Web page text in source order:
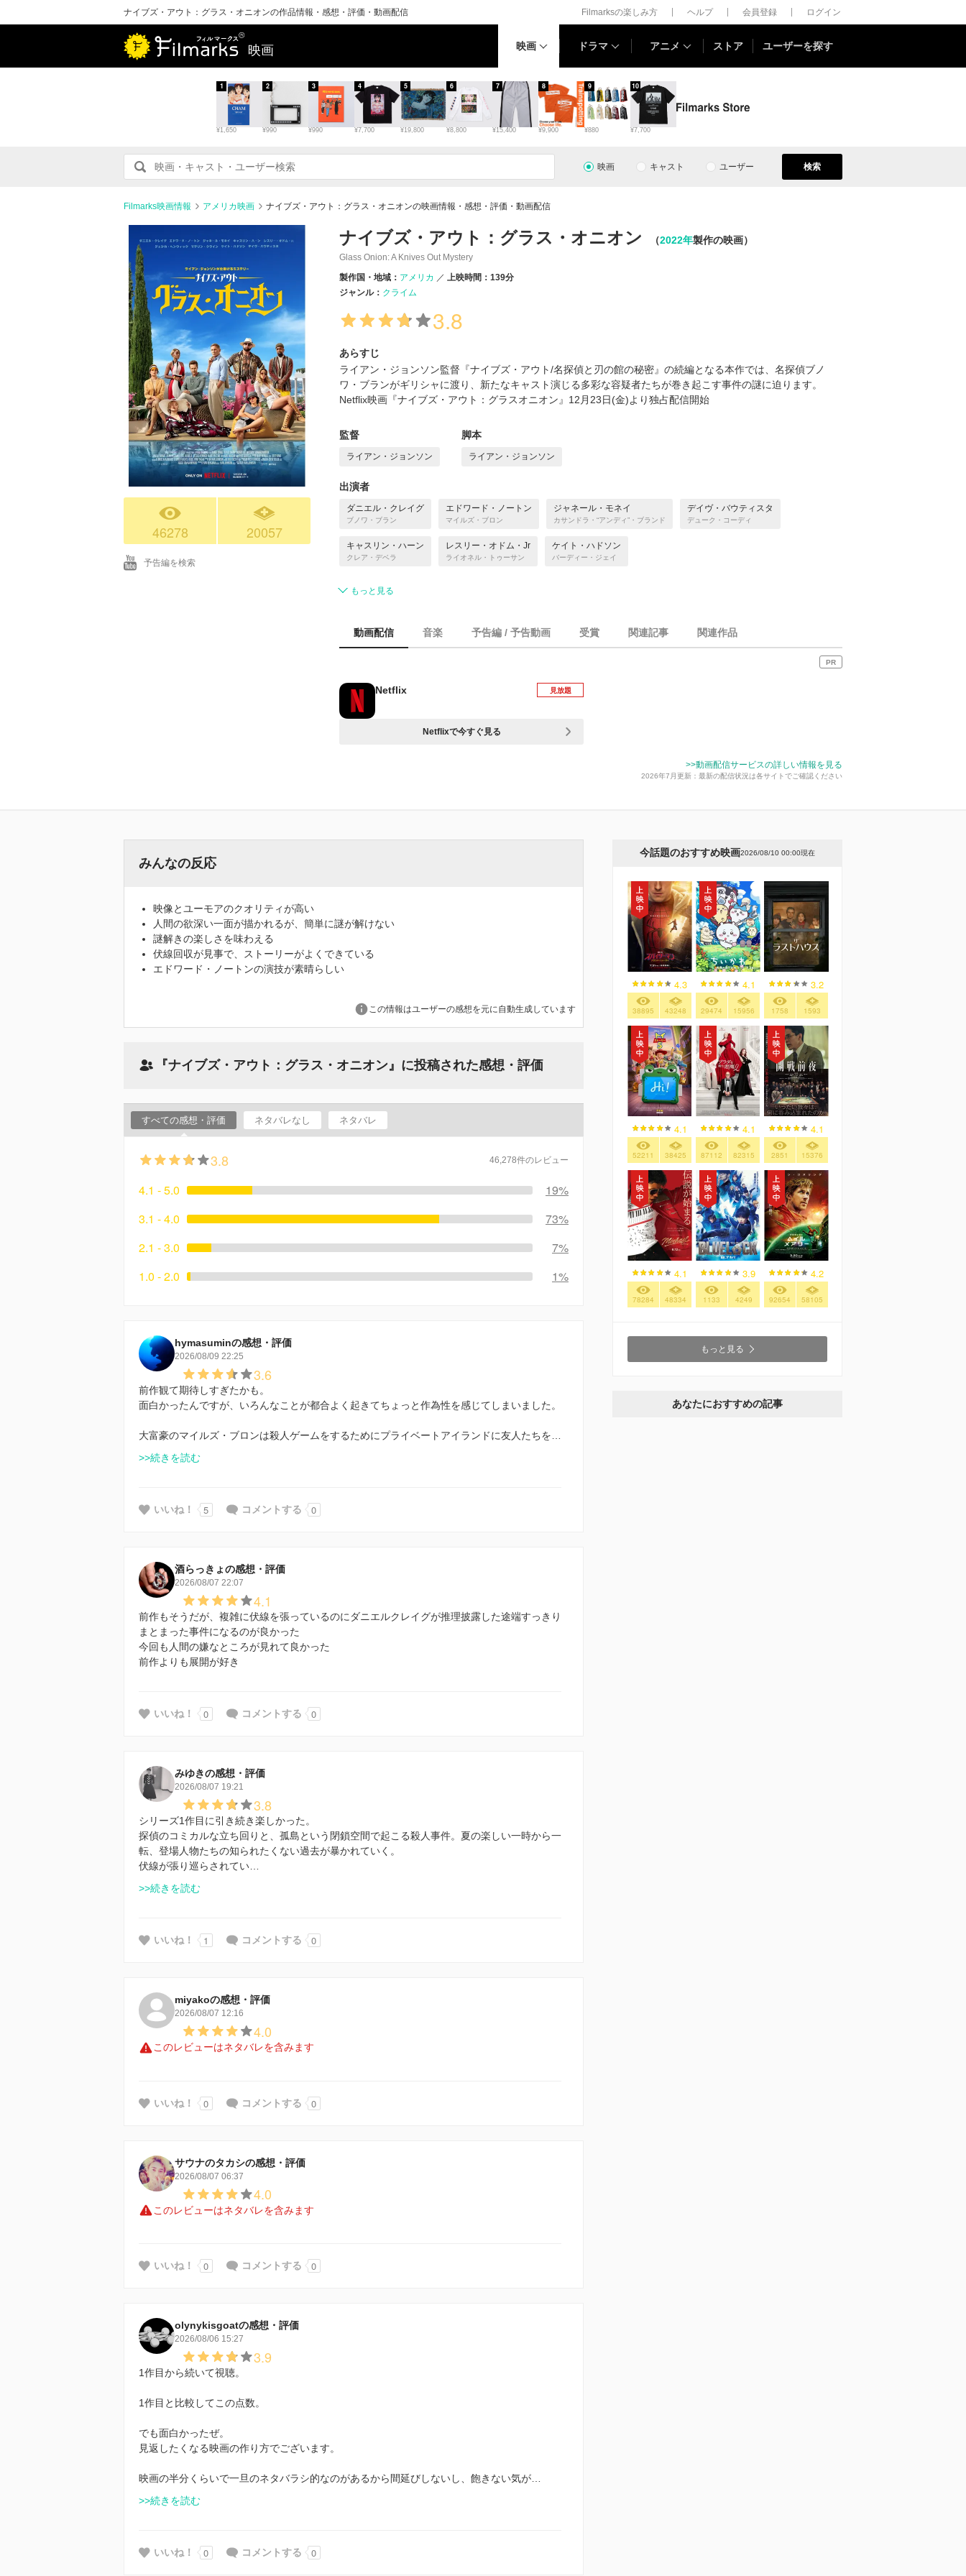
ナイブズ・アウト：グラス・オニオンの作品情報・感想・評価・動画配信 Filmarksの楽しみ方 ヘルプ 会員登録 ログイン
映画 映画 ドラマ アニメ ストア ユーザーを探す
¥1,650
1
¥990
2
¥990
3
¥7,700
4
¥19,800
5
¥8,800
6
¥15,400
7
¥9,900
8
¥880
9
¥7,700
10
映画 キャスト ユーザー 検索
Filmarks映画情報 アメリカ映画 ナイブズ・アウト：グラス・オニオンの映画情報・感想・評価・動画配信
46278 20057
予告編を検索
ナイブズ・アウト：グラス・オニオン （2022年製作の映画）
Glass Onion: A Knives Out Mystery
製作国・地域： アメリカ
上映時間：139分
ジャンル： クライム
3.8
あらすじ
ライアン・ジョンソン監督『ナイブズ・アウト/名探偵と刃の館の秘密』の続編となる本作では、名探偵ブノ
ワ・ブランがギリシャに渡り、新たなキャスト演じる多彩な容疑者たちが巻き起こす事件の謎に迫ります。
Netflix映画『ナイブズ・アウト：グラスオニオン』12月23日(金)より独占配信開始
監督
ライアン・ジョンソン
脚本
ライアン・ジョンソン
出演者
ダニエル・クレイグ
ブノワ・ブラン
エドワード・ノートン
マイルズ・ブロン
ジャネール・モネイ
カサンドラ・“アンディ”・ブランド
デイヴ・バウティスタ
デューク・コーディ
キャスリン・ハーン
クレア・デベラ
レスリー・オドム・Jr
ライオネル・トゥーサン
ケイト・ハドソン
バーディー・ジェイ
もっと見る
動画配信 音楽 予告編 / 予告動画 受賞 関連記事 関連作品
PR
Netflix 見放題
Netflixで今すぐ見る
>>動画配信サービスの詳しい情報を見る
2026年7月更新：最新の配信状況は各サイトでご確認ください
みんなの反応
映像とユーモアのクオリティが高い
人間の欲深い一面が描かれるが、簡単に謎が解けない
謎解きの楽しさを味わえる
伏線回収が見事で、ストーリーがよくできている
エドワード・ノートンの演技が素晴らしい
この情報はユーザーの感想を元に自動生成しています
『ナイブズ・アウト：グラス・オニオン』に投稿された感想・評価
すべての感想・評価 ネタバレなし ネタバレ
3.8 46,278件のレビュー
4.1 - 5.0
19%
3.1 - 4.0
73%
2.1 - 3.0
7%
1.0 - 2.0
1%
hymasuminの感想・評価
2026/08/09 22:25
3.6
前作観て期待しすぎたかも。
面白かったんですが、いろんなことが都合よく起きてちょっと作為性を感じてしまいました。
大富豪のマイルズ・ブロンは殺人ゲームをするためにプライベートアイランドに友人たちを…
>>続きを読む
いいね！ 5 コメントする 0
酒らっきょの感想・評価
2026/08/07 22:07
4.1
前作もそうだが、複雑に伏線を張っているのにダニエルクレイグが推理披露した途端すっきり
まとまった事件になるのが良かった
今回も人間の嫌なところが見れて良かった
前作よりも展開が好き
いいね！ 0 コメントする 0
みゆきの感想・評価
2026/08/07 19:21
3.8
シリーズ1作目に引き続き楽しかった。
探偵のコミカルな立ち回りと、孤島という閉鎖空間で起こる殺人事件。夏の楽しい一時から一
転、登場人物たちの知られたくない過去が暴かれていく。
伏線が張り巡らされてい…
>>続きを読む
いいね！ 1 コメントする 0
miyakoの感想・評価
2026/08/07 12:16
4.0
このレビューはネタバレを含みます
いいね！ 0 コメントする 0
サウナのタカシの感想・評価
2026/08/07 06:37
4.0
このレビューはネタバレを含みます
いいね！ 0 コメントする 0
olynykisgoatの感想・評価
2026/08/06 15:27
3.9
1作目から続いて視聴。
1作目と比較してこの点数。
でも面白かったぜ。
見返したくなる映画の作り方でございます。
映画の半分くらいで一旦のネタバラシ的なのがあるから間延びしないし、飽きない気が…
>>続きを読む
いいね！ 0 コメントする 0
今話題のおすすめ映画2026/08/10 00:00現在
4.3
38895 43248
4.1
29474 15956
3.2
1758 1593
4.1
52211 38425
4.1
87112 82315
4.1
2851 15376
4.1
78284 48334
3.9
1133 4249
4.2
92654 58105
もっと見る
あなたにおすすめの記事